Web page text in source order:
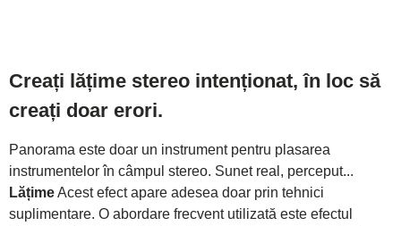
Creați lățime stereo intenționat, în loc să
creați doar erori.
Panorama este doar un instrument pentru plasarea
instrumentelor în câmpul stereo. Sunet real, perceput...
LățimeAcest efect apare adesea doar prin tehnici
suplimentare. O abordare frecvent utilizată este efectul